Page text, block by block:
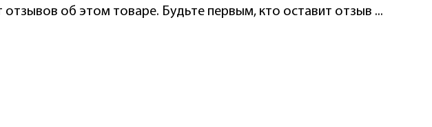
отзывов об этом товаре. Будьте первым, кто оставит отзыв ...